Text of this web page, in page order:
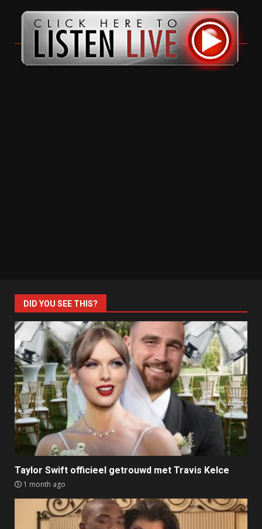
DID YOU SEE THIS?
Taylor Swift officieel getrouwd met Travis Kelce
1 month ago